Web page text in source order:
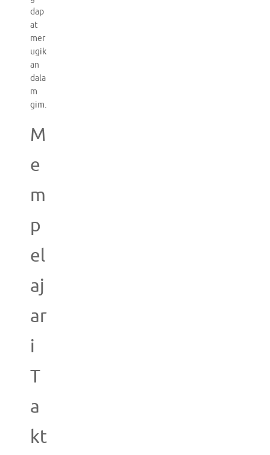
dap
at
mer
ugik
an
dala
m
gim.
M
e
m
p
el
aj
ar
i
T
a
kt